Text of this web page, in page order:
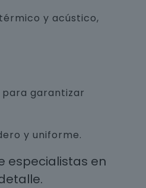
y acústico,
para garantizar
y uniforme.
especialistas en